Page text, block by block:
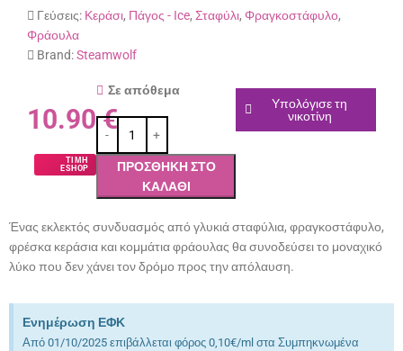
Γεύσεις: Κεράσι, Πάγος - Ιce, Σταφύλι, Φραγκοστάφυλο,
Φράουλα
Brand:Steamwolf
10.90€
ΤΙΜΗ
ESHOP
Σε απόθεμα
ΠΡΟΣΘΉΚΗ ΣΤΟ
ΚΑΛΆΘΙ
Υπολόγισε τη
νικοτίνη
Ένας εκλεκτός συνδυασμός από γλυκιά σταφύλια, φραγκοστάφυλο,
φρέσκα κεράσια και κομμάτια φράουλας θα συνοδεύσει το μοναχικό
λύκο που δεν χάνει τον δρόμο προς την απόλαυση.
Ενημέρωση ΕΦΚ
Από 01/10/2025 επιβάλλεται φόρος 0,10€/ml στα Συμπηκνωμένα